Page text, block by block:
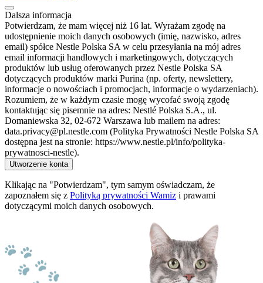
Dalsza informacja
Potwierdzam, że mam więcej niż 16 lat. Wyrażam zgodę na
udostępnienie moich danych osobowych (imię, nazwisko, adres
email) spółce Nestle Polska SA w celu przesyłania na mój adres
email informacji handlowych i marketingowych, dotyczących
produktów lub usług oferowanych przez Nestle Polska SA
dotyczących produktów marki Purina (np. oferty, newslettery,
informacje o nowościach i promocjach, informacje o wydarzeniach).
Rozumiem, że w każdym czasie mogę wycofać swoją zgodę
kontaktując się pisemnie na adres: Nestlé Polska S.A., ul.
Domaniewska 32, 02-672 Warszawa lub mailem na adres:
data.privacy@pl.nestle.com (Polityka Prywatności Nestle Polska SA
dostępna jest na stronie: https://www.nestle.pl/info/polityka-
prywatnosci-nestle).
Utworzenie konta
Klikając na "Potwierdzam", tym samym oświadczam, że
zapoznałem się z Polityką prywatności Wamiz i prawami
dotyczącymi moich danych osobowych.